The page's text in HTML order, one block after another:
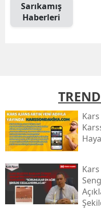
Sarıkamış
Haberleri